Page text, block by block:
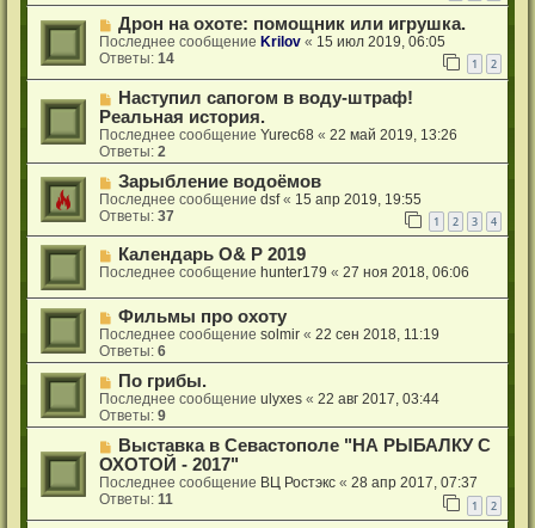
Дрон на охоте: помощник или игрушка.
Последнее сообщениеKrilov « 15 июл 2019, 06:05
Ответы:14 1 2
Наступил сапогом в воду-штраф!
Реальная история.
Последнее сообщениеYurec68 «22 май 2019, 13:26
Ответы:2
Зарыбление водоёмов
Последнее сообщениеdsf« 15 апр 2019, 19:55
Ответы:37 1 2 3 4
Календарь О& Р 2019
Последнее сообщение hunter179 «27 ноя 2018, 06:06
Фильмы про охоту
Последнее сообщениеsolmir «22 сен 2018, 11:19
Ответы:6
По грибы.
Последнее сообщениеulyxes «22 авг 2017, 03:44
Ответы:9
Выставка в Севастополе "НА РЫБАЛКУ С
ОХОТОЙ - 2017"
Последнее сообщение ВЦ Ростэкс «28 апр 2017, 07:37
Ответы:11 1 2